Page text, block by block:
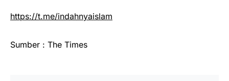
https://t.me/indahnyaislam
Sumber : The Times